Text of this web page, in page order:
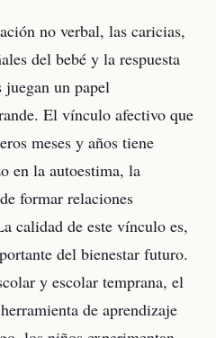
no verbal, las caricias,
del bebé y la respuesta
juegan un papel
El vínculo afectivo que
meses y años tiene
en la autoestima, la
formar relaciones
calidad de este vínculo es,
del bienestar futuro.
y escolar temprana, el
de aprendizaje